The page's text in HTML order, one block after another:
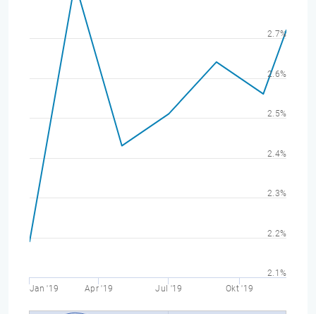
Jan '19 Apr '19 Jul '19 Okt '19
2.1%
2.2%
2.3%
2.4%
2.5%
2.6%
2.7%